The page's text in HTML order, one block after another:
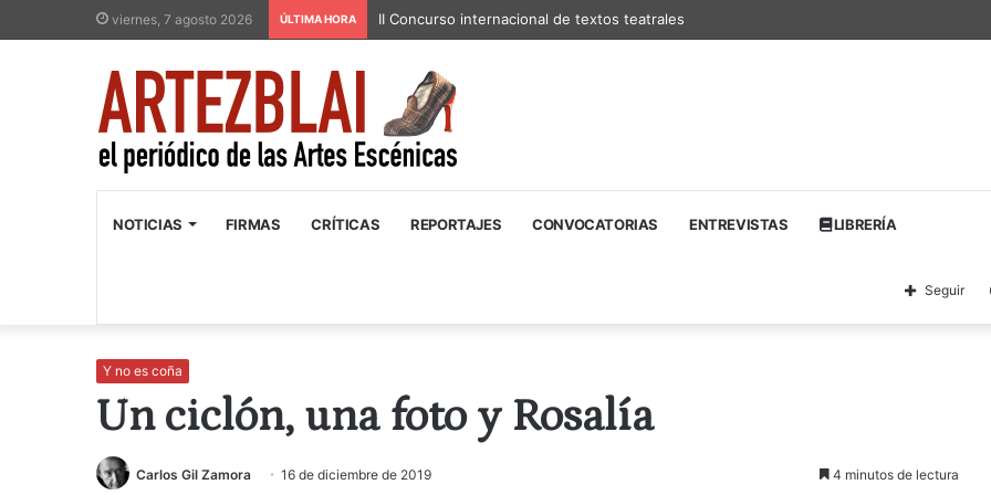
viernes, 7 agosto 2026 ÚLTIMA HORA II Concurso internacional de textos teatrales
NOTICIAS FIRMAS CRÍTICAS REPORTAJES CONVOCATORIAS ENTREVISTAS LIBRERÍA
Seguir
Y no es coña
Un ciclón, una foto y Rosalía
Carlos Gil Zamora 16 de diciembre de 2019 4 minutos de lectura